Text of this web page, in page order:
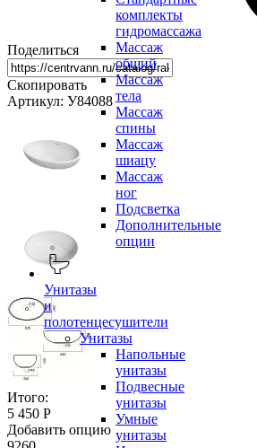
комплекты
гидромассажа
Массаж
общий
Массаж
тела
Массаж
спины
Массаж
шиацу
Массаж
ног
Подсветка
Дополнительные
опции
Унитазы
и
полотенцесушители
Унитазы
Напольные
унитазы
Подвесные
унитазы
Умные
унитазы
Поделиться
Скопировать
Артикул: У84088
Итого:
5 450 Р
Добавить опцию